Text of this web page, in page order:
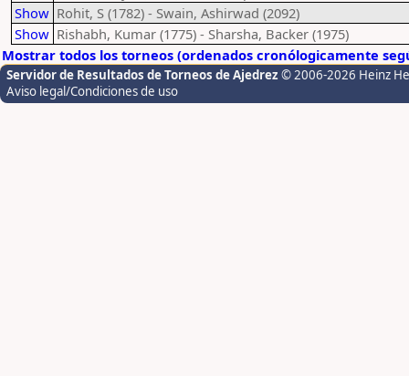
Show Rohit, S (1782) - Swain, Ashirwad (2092)
Show Rishabh, Kumar (1775) - Sharsha, Backer (1975)
Mostrar todos los torneos (ordenados cronólogicamente
Servidor de Resultados de Torneos de Ajedrez © 2006-2026 Heinz
Aviso legal/Condiciones de uso